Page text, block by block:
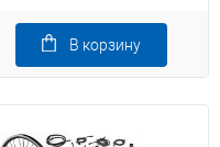
В корзину